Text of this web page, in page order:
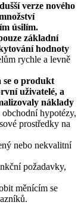
verze nového
úsilím.
základní
hodnoty
rychle a levně
se o produkt
uživatelé, a
náklady
hypotézy,
prostředky na
nebo nekvalitní
požadavky,
měnícím se